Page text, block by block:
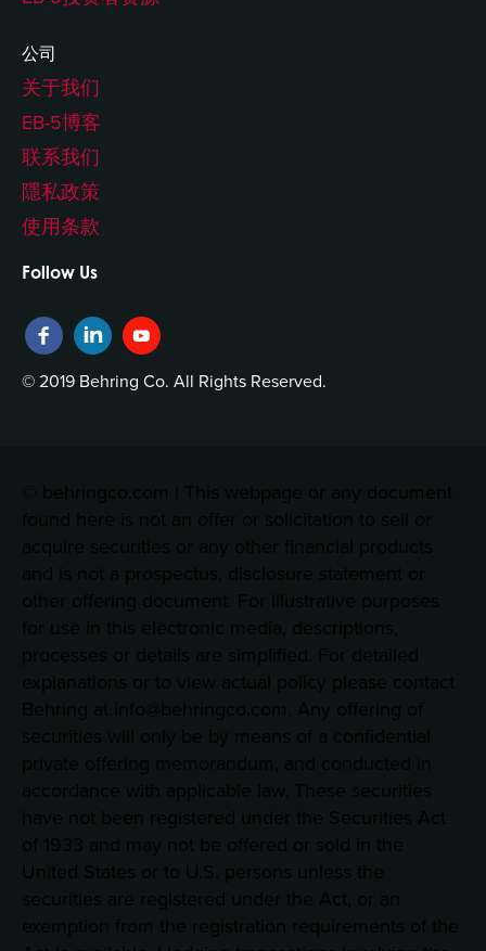
公司
关于我们
EB-5博客
联系我们
隱私政策
使用条款
Follow Us
© 2019 Behring Co. All Rights Reserved.